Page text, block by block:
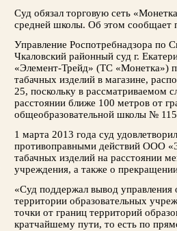
Суд обязал торговую сеть
средней школы. Об этом сообщает
Управление Роспотребнадзора по
Чкаловский районный суд г.
«Элемент-Трейд» (ТС «Монетка»)
табачных изделий в магазине,
25, поскольку в рассматриваемом
расстоянии ближе 100 метров от
общеобразовательной школы №
1 марта 2013 года суд
противоправными действий ООО
табачных изделий на расстоянии
учреждения, а также о
«Суд поддержал вывод
территории образовательных
точки от границ территорий
кратчайшему пути, то есть по